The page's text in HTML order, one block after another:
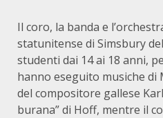
Il coro, la banda e
statunitense di Simsbury
studenti dai 14 ai 18 anni,
hanno eseguito musiche di
del compositore gallese
burana” di Hoff, mentre il